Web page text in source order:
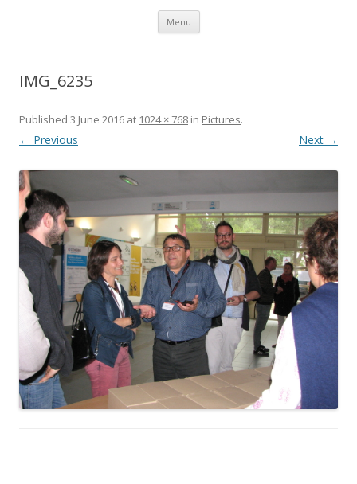
Menu Skip to content
IMG_6235
Published 3 June 2016 at 1024 × 768 in Pictures.
← Previous Next →